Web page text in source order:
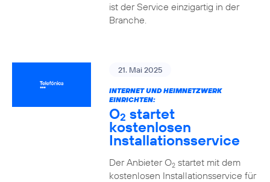
ist der Service einzigartig in der
Branche.
21. Mai 2025
INTERNET UND HEIMNETZWERK
EINRICHTEN:
O2 startet
kostenlosen
Installationsservice
Der Anbieter O2startet mit dem
kostenlosen Installationsservice für